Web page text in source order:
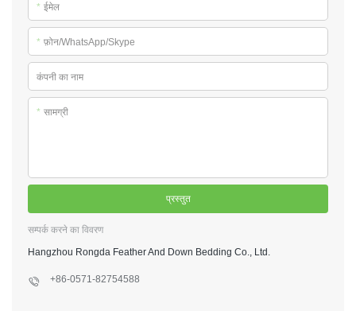
* ईमेल
* फ़ोन/WhatsApp/Skype
कंपनी का नाम
* सामग्री
प्रस्तुत
सम्पर्क करने का विवरण
Hangzhou Rongda Feather And Down Bedding Co., Ltd.
+86-0571-82754588